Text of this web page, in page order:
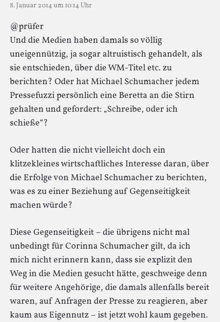
8. Januar 2014 um 10:14 Uhr
@prüfer
Und die Medien haben damals so völlig
uneigennützig, ja sogar altruistisch gehandelt, als
sie entschieden, über die WM-Titel etc. zu
berichten? Oder hat Michael Schumacher jedem
Pressefuzzi persönlich eine Beretta an die Stirn
gehalten und gefordert: „Schreibe, oder ich
schieße“?
Oder hatten die nicht vielleicht doch ein
klitzekleines wirtschaftliches Interesse daran, über
die Erfolge von Michael Schumacher zu berichten,
was es zu einer Beziehung auf Gegenseitigkeit
machen würde?
Diese Gegenseitigkeit – die übrigens nicht mal
unbedingt für Corinna Schumacher gilt, da ich
mich nicht erinnern kann, dass sie explizit den
Weg in die Medien gesucht hätte, geschweige denn
für weitere Angehörige, die damals allenfalls bereit
waren, auf Anfragen der Presse zu reagieren, aber
kaum aus Eigennutz – ist jetzt wohl kaum gegeben.